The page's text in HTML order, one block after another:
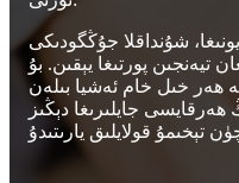
شۇنداقلا جۇڭگودىكى
پورتىغا يېقىن. بۇ
ھەر خىل خام ئەشيا بىلەن
ھەرقايسى جايلىرىغا دېڭىز